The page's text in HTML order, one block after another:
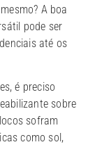
A boa
pode ser
até os
é preciso
sobre
sofram
como sol,